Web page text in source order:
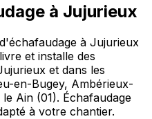
à Jujurieux
à Jujurieux
et installe des
et dans les
en-Bugey, Ambérieux-
Ain (01). Échafaudage
à votre chantier.